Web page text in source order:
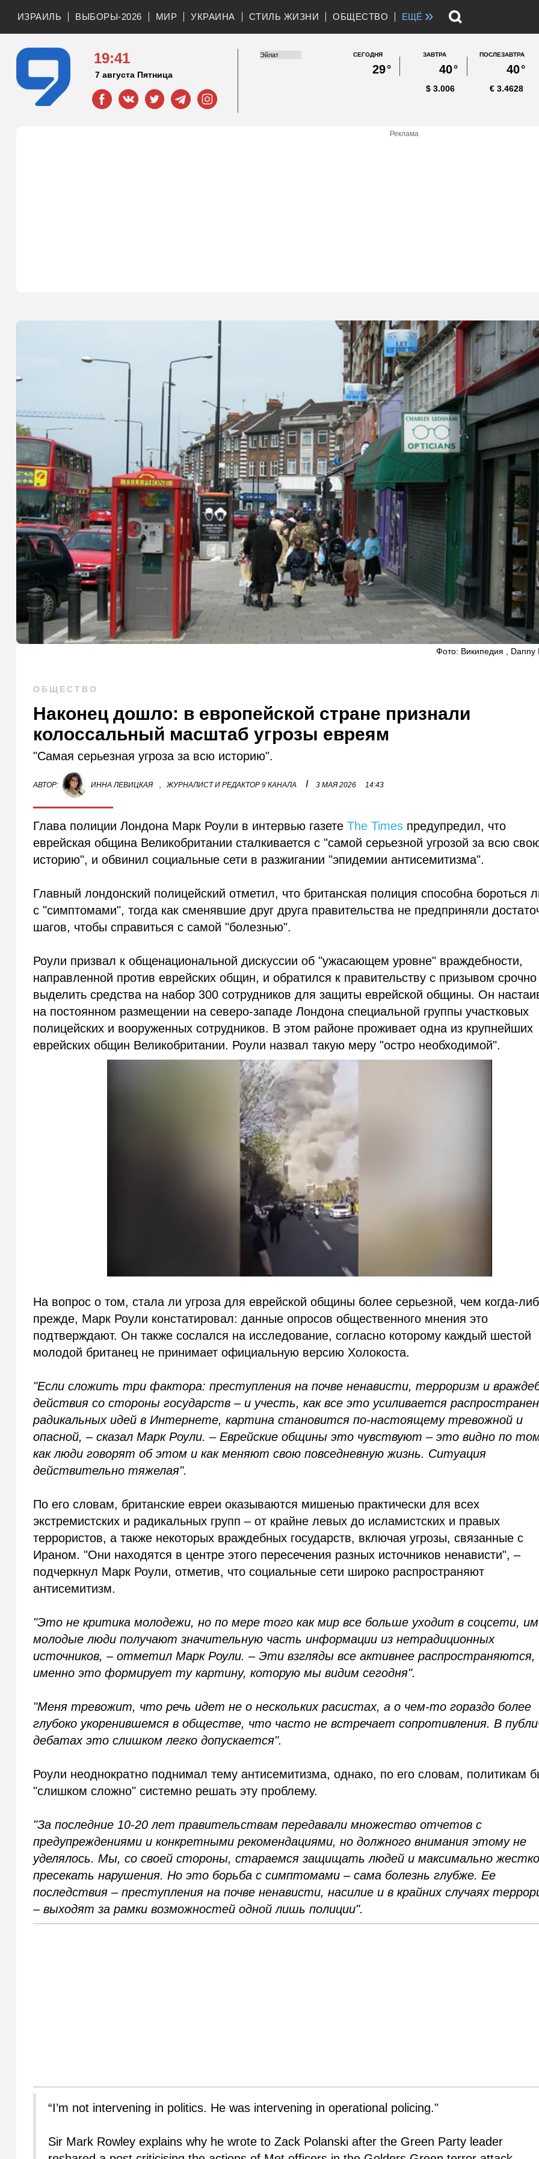
ИЗРАИЛЬ ВЫБОРЫ-2026 МИР УКРАИНА СТИЛЬ ЖИЗНИ ОБЩЕСТВО ЕЩЁ »
19:41
7 августа Пятница
СЕГОДНЯ
29°
ЗАВТРА
40°
ПОСЛЕЗАВТРА
40°
3.006
$ 3.4628
€
Реклама
Фото: Википедия , Danny
ОБЩЕСТВО
Наконец дошло: в европейской стране признали
колоссальный масштаб угрозы евреям
"Самая серьезная угроза за всю историю".
АВТОР: ИННА ЛЕВИЦКАЯ , ЖУРНАЛИСТ И РЕДАКТОР 9 КАНАЛА I 3 МАЯ 2026 14:43
Глава полиции Лондона Марк Роули в интервью газетеThe Times предупредил, что
еврейская община Великобритании сталкивается с "самой серьезной угрозой за всю
историю", и обвинил социальные сети в разжигании "эпидемии антисемитизма".
Главный лондонский полицейский отметил, что британская полиция способна бороться
с "симптомами", тогда как сменявшие друг друга правительства не предприняли
шагов, чтобы справиться с самой "болезнью".
Роули призвал к общенациональной дискуссии об "ужасающем уровне" враждебности,
направленной против еврейских общин, и обратился к правительству с призывом срочно
выделить средства на набор 300 сотрудников для защиты еврейской общины. Он
на постоянном размещении на северо-западе Лондона специальной группы участковых
полицейских и вооруженных сотрудников. В этом районе проживает одна из крупнейших
еврейских общин Великобритании. Роули назвал такую меру "остро необходимой".
На вопрос о том, стала ли угроза для еврейской общины более серьезной, чем когда-
прежде, Марк Роули констатировал: данные опросов общественного мнения это
подтверждают. Он также сослался на исследование, согласно которому каждый шестой
молодой британец не принимает официальную версию Холокоста.
"Если сложить три фактора: преступления на почве ненависти, терроризм и
действия со стороны государств – и учесть, как все это усиливается
радикальных идей в Интернете, картина становится по-настоящему тревожной и
опасной, – сказал Марк Роули. – Еврейские общины это чувствуют – это видно по
как люди говорят об этом и как меняют свою повседневную жизнь. Ситуация
действительно тяжелая".
По его словам, британские евреи оказываются мишенью практически для всех
экстремистских и радикальных групп – от крайне левых до исламистских и правых
террористов, а также некоторых враждебных государств, включая угрозы, связанные с
Ираном. "Они находятся в центре этого пересечения разных источников ненависти", –
подчеркнул Марк Роули, отметив, что социальные сети широко распространяют
антисемитизм.
"Это не критика молодежи, но по мере того как мир все больше уходит в соцсети,
молодые люди получают значительную часть информации из нетрадиционных
источников, – отметил Марк Роули. – Эти взгляды все активнее распространяются,
именно это формирует ту картину, которую мы видим сегодня".
"Меня тревожит, что речь идет не о нескольких расистах, а о чем-то гораздо более
глубоко укоренившемся в обществе, что часто не встречает сопротивления. В
дебатах это слишком легко допускается".
Роули неоднократно поднимал тему антисемитизма, однако, по его словам, политикам
"слишком сложно" системно решать эту проблему.
"За последние 10-20 лет правительствам передавали множество отчетов с
предупреждениями и конкретными рекомендациями, но должного внимания этому не
уделялось. Мы, со своей стороны, стараемся защищать людей и максимально жестко
пресекать нарушения. Но это борьба с симптомами – сама болезнь глубже. Ее
последствия – преступления на почве ненависти, насилие и в крайних случаях
– выходят за рамки возможностей одной лишь полиции".
“I’m not intervening in politics. He was intervening in operational policing."
Sir Mark Rowley explains why he wrote to Zack Polanski after the Green Party leader